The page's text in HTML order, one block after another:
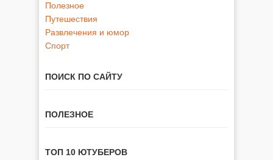
Полезное
Путешествия
Развлечения и юмор
Спорт
ПОИСК ПО САЙТУ
ПОЛЕЗНОЕ
ТОП 10 ЮТУБЕРОВ